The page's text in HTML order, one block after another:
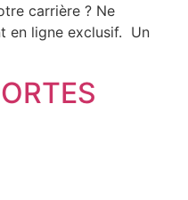
carrière ? Ne
en ligne exclusif. Un